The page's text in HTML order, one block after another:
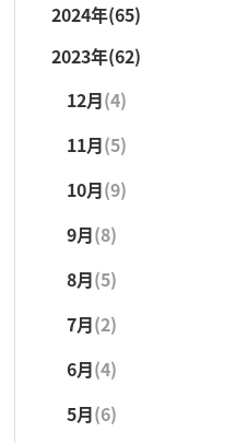
7月(6)
6月(1)
5月(4)
4月(5)
3月(4)
2月(1)
1月(4)
12月(4)
11月(3)
10月(9)
9月(15)
8月(3)
7月(6)
6月(3)
5月(4)
4月(3)
3月(5)
2024年(65)
12月(2)
11月(5)
10月(4)
9月(21)
8月(5)
7月(6)
6月(4)
5月(2)
4月(2)
2023年(62)
12月(4)
11月(5)
10月(9)
9月(8)
8月(5)
7月(2)
6月(4)
5月(6)